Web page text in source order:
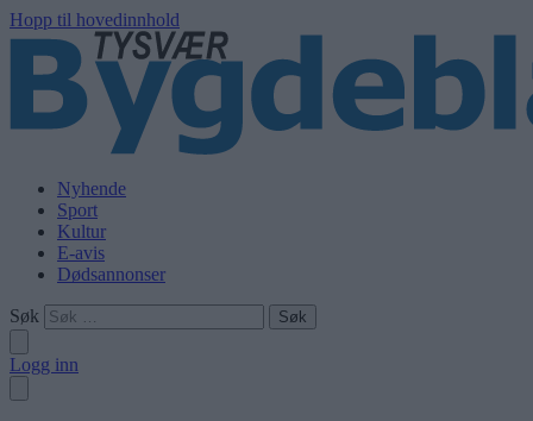
Hopp til hovedinnhold
Nyhende
Sport
Kultur
E-avis
Dødsannonser
Søk
Logg inn